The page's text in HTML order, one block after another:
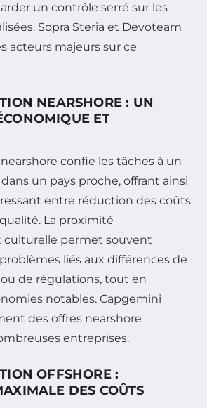
un contrôle serré sur les
Sopra Steria et Devoteam
acteurs majeurs sur ce
NEARSHORE : UN
ET
confie les tâches à un
un pays proche, offrant ainsi
entre réduction des coûts
La proximité
culturelle permet souvent
liés aux différences de
de régulations, tout en
notables. Capgemini
des offres nearshore
entreprises.
OFFSHORE :
DES COÛTS